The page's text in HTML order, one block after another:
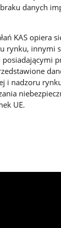
danych
KAS opiera
rynku, innymi
i nadzoru
UE.